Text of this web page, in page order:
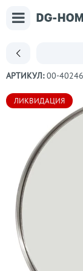
АРТИКУЛ:00-
ЛИКВИДАЦИЯ